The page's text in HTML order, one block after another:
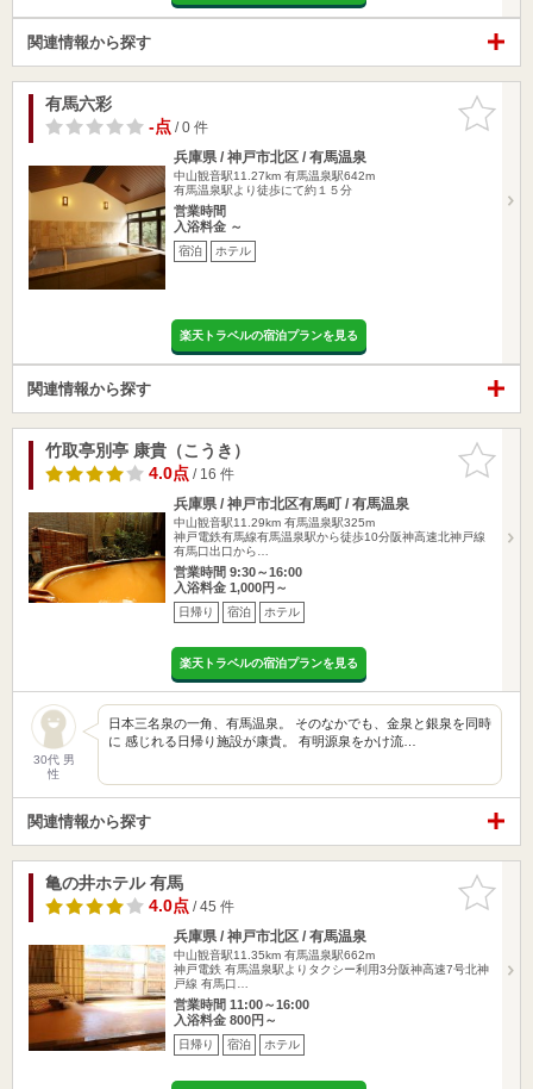
関連情報から探す
お気に入
りに追加
有馬六彩
-点/ 0 件
兵庫県 / 神戸市北区 / 有馬温泉
中山観音駅11.27km 有馬温泉駅642m
有馬温泉駅より徒歩にて約１５分
営業時間
入浴料金 ～
宿泊 ホテル
楽天トラベルの宿泊プランを見る
関連情報から探す
お気に入
りに追加
竹取亭別亭 康貴（こうき）
4.0点/ 16 件
兵庫県 / 神戸市北区有馬町 / 有馬温泉
中山観音駅11.29km 有馬温泉駅325m
神戸電鉄有馬線有馬温泉駅から徒歩10分阪神高速北神戸線
有馬口出口から…
営業時間 9:30～16:00
入浴料金 1,000円～
日帰り 宿泊 ホテル
楽天トラベルの宿泊プランを見る
30代 男
性
日本三名泉の一角、有馬温泉。 そのなかでも、金泉と銀泉を同時
に 感じれる日帰り施設が康貴。 有明源泉をかけ流…
関連情報から探す
お気に入
りに追加
亀の井ホテル 有馬
4.0点/ 45 件
兵庫県 / 神戸市北区 / 有馬温泉
中山観音駅11.35km 有馬温泉駅662m
神戸電鉄 有馬温泉駅よりタクシー利用3分阪神高速7号北神
戸線 有馬口…
営業時間 11:00～16:00
入浴料金 800円～
日帰り 宿泊 ホテル